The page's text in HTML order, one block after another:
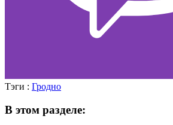
Тэги : Гродно
В этом разделе: